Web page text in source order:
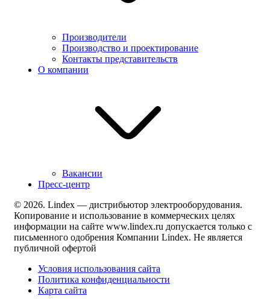
Производители
Производство и проектирование
Контакты представительств
О компании
Вакансии
Пресс-центр
© 2026. Lindex — дистрибьютор электрооборудования.
Копирование и использование в коммерческих целях
информации на сайте www.lindex.ru допускается только с
письменного одобрения Компании Lindex. Не является
публичной офертой
Условия использования сайта
Политика конфиденциальности
Карта сайта